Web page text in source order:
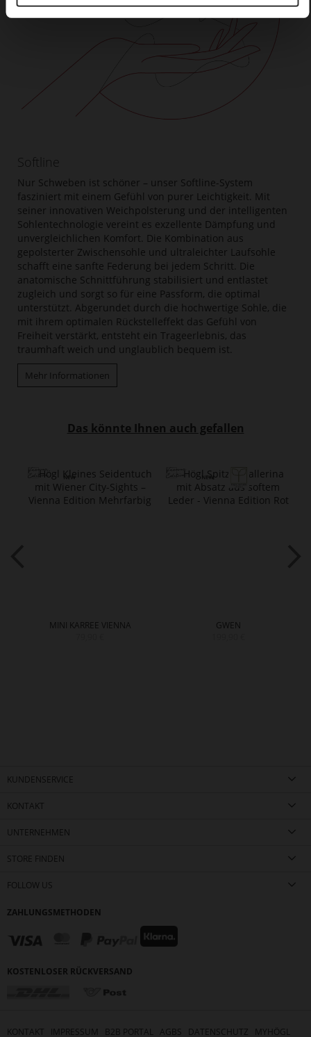
Softline
Nur Schweben ist schöner – unser Softline-System
fasziniert mit einem Gefühl von purer Leichtigkeit. Mit
seiner innovativen Weichpolsterung und der intelligenten
Sohlentechnologie vereint es exzellente Dämpfung und
unvergleichlichen Komfort. Die Kombination aus
gepolsterter Zwischensohle und ultraleichter Laufsohle
schafft eine sanfte Federung bei jedem Schritt. Die
anatomische Schnittführung stabilisiert und entlastet
zugleich und sorgt so für eine Passform, die optimal
unterstützt. Abgerundet durch die hochwertige Sohle, die
mit ihrem optimalen Rückstelleffekt das Gefühl von
Freiheit verstärkt, entsteht ein Trageerlebnis, das
traumhaft weich und unglaublich bequem ist.
Mehr Informationen
Das könnte Ihnen auch gefallen
MINI KARREE VIENNA
GWEN
KUNDENSERVICE
KONTAKT
UNTERNEHMEN
STORE FINDEN
FOLLOW US
ZAHLUNGSMETHODEN
KOSTENLOSER RÜCKVERSAND
KONTAKT IMPRESSUM B2B PORTAL AGBS DATENSCHUTZ MYHÖGL